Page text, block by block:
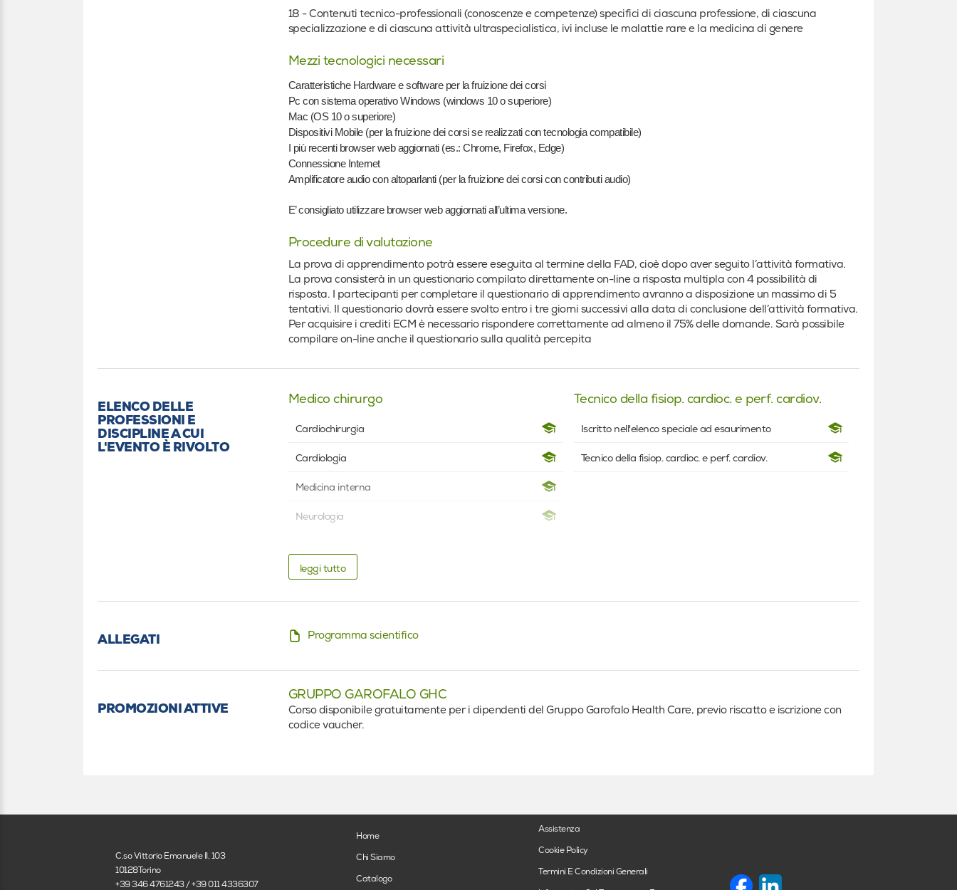
18 - Contenuti tecnico-professionali (conoscenze e competenze) specifici di ciascuna professione, di ciascuna
specializzazione e di ciascuna attività ultraspecialistica, ivi incluse le malattie rare e la medicina di genere
Mezzi tecnologici necessari
Caratteristiche Hardware e software per la fruizione dei corsi
Pc con sistema operativo Windows (windows 10 o superiore)
Mac (OS 10 o superiore)
Dispositivi Mobile (per la fruizione dei corsi se realizzati con tecnologia compatibile)
I più recenti browser web aggiornati (es.: Chrome, Firefox, Edge)
Connessione Internet
Amplificatore audio con altoparlanti (per la fruizione dei corsi con contributi audio)
E’ consigliato utilizzare browser web aggiornati all’ultima versione.
Procedure di valutazione
La prova di apprendimento potrà essere eseguita al termine della FAD, cioè dopo aver seguito l’attività formativa.
La prova consisterà in un questionario compilato direttamente on-line a risposta multipla con 4 possibilità di
risposta. I partecipanti per completare il questionario di apprendimento avranno a disposizione un massimo di 5
tentativi. Il questionario dovrà essere svolto entro i tre giorni successivi alla data di conclusione dell’attività formativa.
Per acquisire i crediti ECM è necessario rispondere correttamente ad almeno il 75% delle domande. Sarà possibile
compilare on-line anche il questionario sulla qualità percepita
ELENCO DELLE
PROFESSIONI E
DISCIPLINE A CUI
L'EVENTO È RIVOLTO
Medico chirurgo
Cardiochirurgia
Cardiologia
Medicina interna
Neurologia
Tecnico della fisiop. cardioc. e perf. cardiov.
Iscritto nell'elenco speciale ad esaurimento
Tecnico della fisiop. cardioc. e perf. cardiov.
Altro
leggi tutto
ALLEGATI Programma scientifico
PROMOZIONI ATTIVE
GRUPPO GAROFALO GHC
Corso disponibile gratuitamente per i dipendenti del Gruppo Garofalo Health Care, previo riscatto e iscrizione con
codice vaucher.
C.so Vittorio Emanuele II, 103
10128Torino
+39 346 4761243 / +39 011 4336307
Home
Chi Siamo
Catalogo
Assistenza
Cookie Policy
Termini E Condizioni Generali